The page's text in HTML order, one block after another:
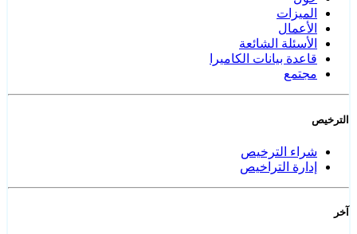
الميزات
الأعمال
الأسئلة الشائعة
قاعدة بيانات الكاميرا
مجتمع
الترخيص
شراء الترخيص
إدارة التراخيص
آخر